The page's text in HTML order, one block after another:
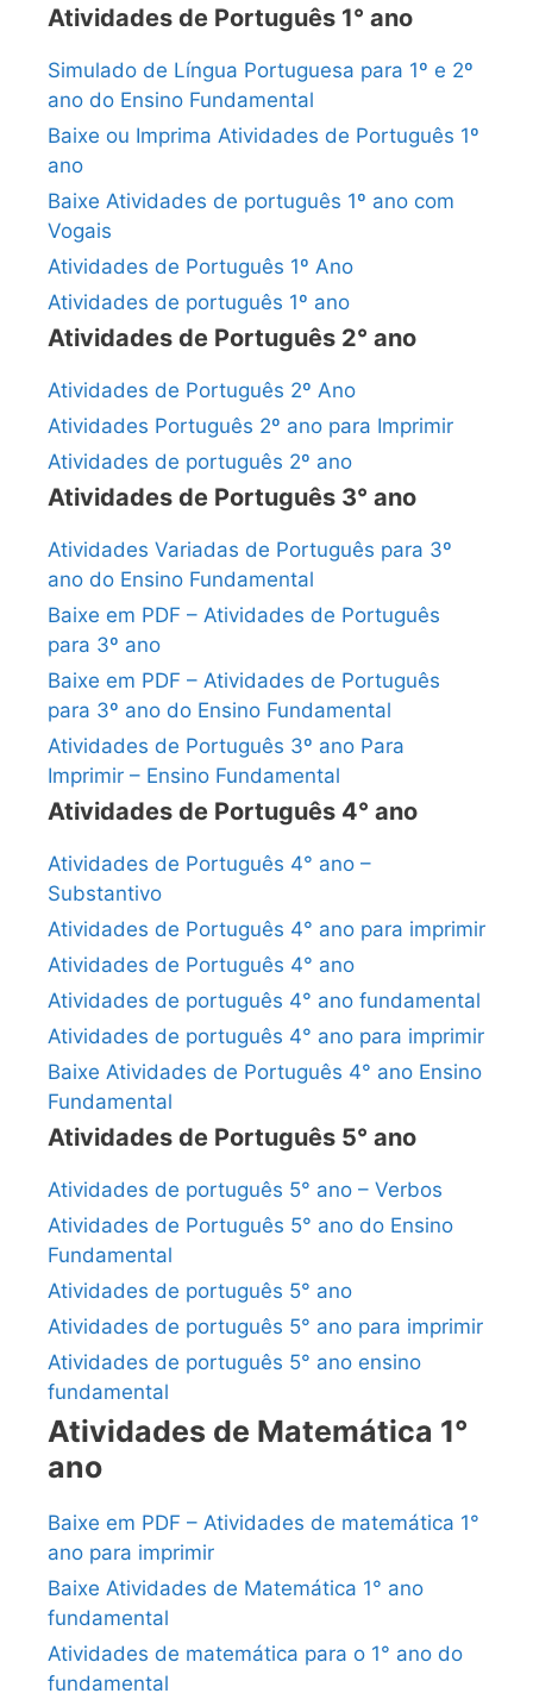
Atividades de Português 1° ano
Simulado de Língua Portuguesa para 1º e 2º
ano do Ensino Fundamental
Baixe ou Imprima Atividades de Português 1º
ano
Baixe Atividades de português 1º ano com
Vogais
Atividades de Português 1º Ano
Atividades de português 1º ano
Atividades de Português 2° ano
Atividades de Português 2º Ano
Atividades Português 2º ano para Imprimir
Atividades de português 2º ano
Atividades de Português 3° ano
Atividades Variadas de Português para 3º
ano do Ensino Fundamental
Baixe em PDF – Atividades de Português
para 3º ano
Baixe em PDF – Atividades de Português
para 3º ano do Ensino Fundamental
Atividades de Português 3º ano Para
Imprimir – Ensino Fundamental
Atividades de Português 4° ano
Atividades de Português 4° ano –
Substantivo
Atividades de Português 4° ano para imprimir
Atividades de Português 4° ano
Atividades de português 4° ano fundamental
Atividades de português 4° ano para imprimir
Baixe Atividades de Português 4° ano Ensino
Fundamental
Atividades de Português 5° ano
Atividades de português 5° ano – Verbos
Atividades de Português 5° ano do Ensino
Fundamental
Atividades de português 5° ano
Atividades de português 5° ano para imprimir
Atividades de português 5° ano ensino
fundamental
Atividades de Matemática 1°
ano
Baixe em PDF – Atividades de matemática 1°
ano para imprimir
Baixe Atividades de Matemática 1° ano
fundamental
Atividades de matemática para o 1° ano do
fundamental